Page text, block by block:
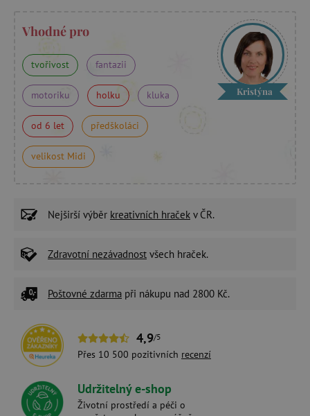
Vhodné pro
tvořivost fantazii
motoriku holku kluka
od 6 let předškoláci
velikost Midi
Kristýna
Nejširší výběr kreativních hraček v ČR.
Zdravotní nezávadnost všech hraček.
Poštovné zdarma při nákupu nad 2800 Kč.
4,9/5
Přes 10 500 pozitivních recenzí
Udržitelný e-shop
Životní prostředí a péči o